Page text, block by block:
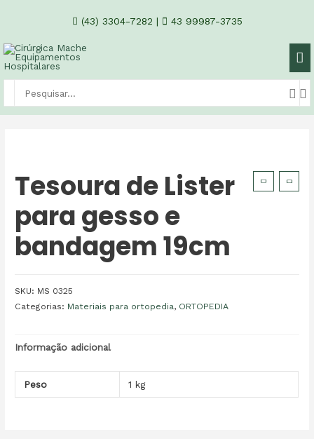
(43) 3304-7282 | 43 99987-3735
Tesoura de Lister
para gesso e
bandagem 19cm
SKU: MS 0325
Categorias: Materiais para ortopedia, ORTOPEDIA
Informação adicional
Peso 1 kg